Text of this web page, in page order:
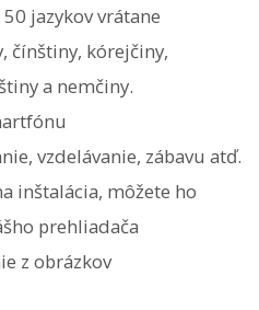
jazykov vrátane
čínštiny, kórejčiny,
a nemčiny.
vzdelávanie, zábavu atď.
inštalácia, môžete ho
prehliadača
z obrázkov